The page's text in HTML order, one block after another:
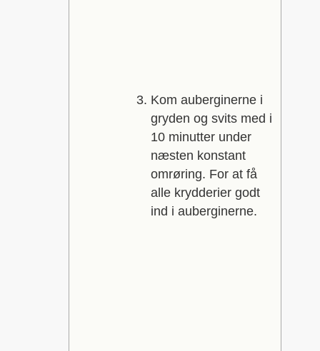
Kom auberginerne i
gryden og svits med i
10 minutter under
næsten konstant
omrøring. For at få
alle krydderier godt
ind i auberginerne.